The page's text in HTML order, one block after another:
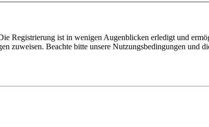
Registrierung ist in wenigen Augenblicken erledigt und
zuweisen. Beachte bitte unsere Nutzungsbedingungen und